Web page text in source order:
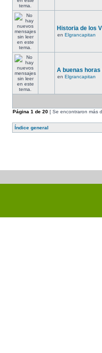
Historia de los
en Elgrancapitan
A buenas
en Elgrancapitan
Página 1 de 20 [ Se encontraron más
Índice general